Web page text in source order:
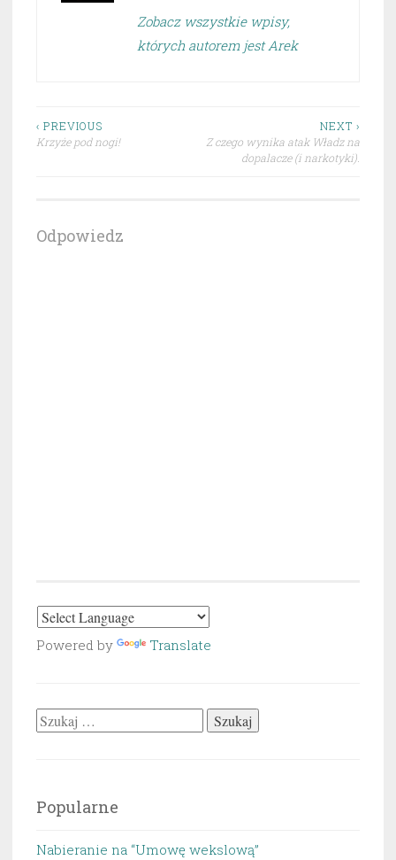
Zobacz wszystkie wpisy,
których autorem jest Arek
Nawigacja
‹ PREVIOUS
Krzyże pod nogi!
NEXT ›
Z czego wynika atak Władz na
dopalacze (i narkotyki).
Odpowiedz
Powered by Translate
Szukaj:
Popularne
Nabieranie na “Umowę wekslową”